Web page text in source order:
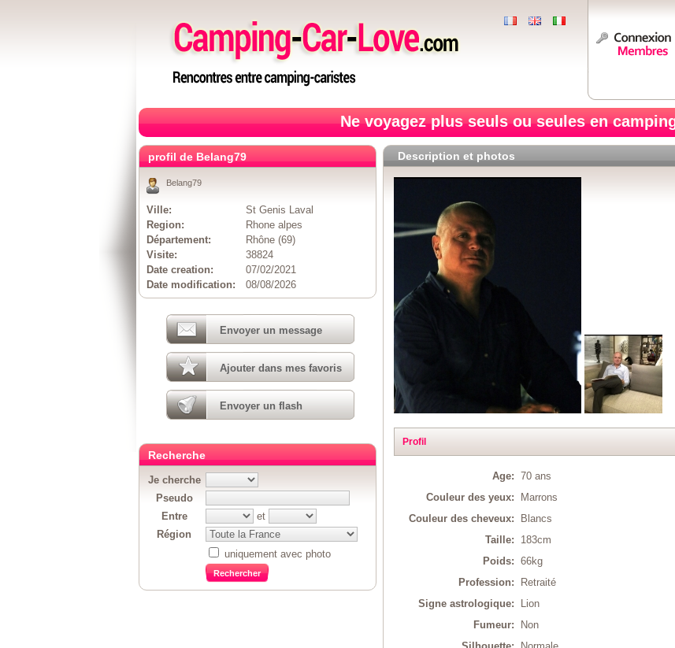
Ne voyagez plus seuls ou seules en
Description et photos
Profil
Age:
70 ans
Couleur des yeux:
Marrons
Couleur des cheveux:
Blancs
Taille:
183cm
Poids:
66kg
Profession:
Retraité
Signe astrologique:
Lion
Fumeur:
Non
profil de Belang79
Belang79
Ville:
St Genis Laval
Region:
Rhone alpes
Département:
Rhône (69)
Visite:
38824
Date creation:
07/02/2021
Date modification:
08/08/2026
Envoyer un message
Ajouter dans mes favoris
Envoyer un flash
Recherche
Je cherche
Pseudo
Entre
et
Région
uniquement avec photo